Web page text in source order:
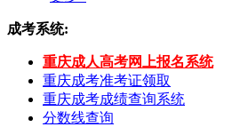
成考系统:
重庆成人高考网上报名系统
重庆成考准考证领取
重庆成考成绩查询系统
分数线查询